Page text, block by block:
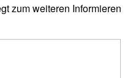
zum weiteren Informieren